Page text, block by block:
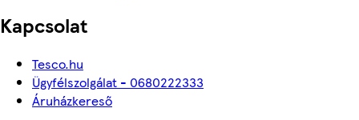
Kapcsolat
Tesco.hu
Ügyfélszolgálat - 0680222333
Áruházkereső